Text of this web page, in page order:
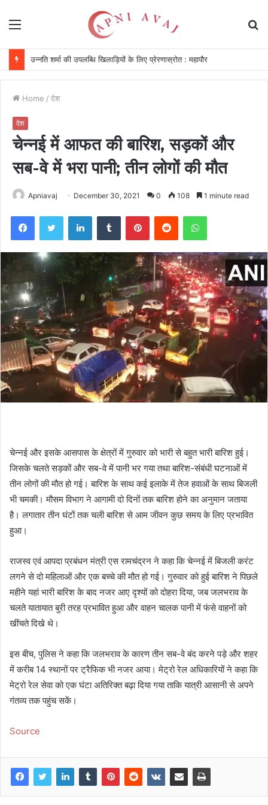
उन्नति शर्मा की उपलब्धि खिलाड़ियों के लिए प्रेरणास्रोत : महापौर
Home / देश
देश
चेन्नई में आफत की बारिश, सड़कों और
सब-वे में भरा पानी; तीन लोगों की मौत
Apniavaj December 30, 2021 0 108 1 minute read
चेन्नई और इसके आसपास के क्षेत्रों में गुरुवार को भारी से बहुत भारी बारिश हुई।
जिसके चलते सड़कों और सब-वे में पानी भर गया तथा बारिश-संबंधी घटनाओं में
तीन लोगों की मौत हो गई। बारिश के साथ कई इलाके में तेज हवाओं के साथ बिजली
भी चमकी। मौसम विभाग ने आगामी दो दिनों तक बारिश होने का अनुमान जताया
है। लगातार तीन घंटों तक चली बारिश से आम जीवन कुछ समय के लिए प्रभावित
हुआ।
राजस्व एवं आपदा प्रबंधन मंत्री एस रामचंद्रन ने कहा कि चेन्नई में बिजली करंट
लगने से दो महिलाओं और एक बच्चे की मौत हो गई। गुरुवार को हुई बारिश ने पिछले
महीने यहां भारी बारिश के बाद नजर आए दृश्यों को दोहरा दिया, जब जलभराव के
चलते यातायात बुरी तरह प्रभावित हुआ और वाहन चालक पानी में फंसे वाहनों को
खींचते दिखे थे।
इस बीच, पुलिस ने कहा कि जलभराव के कारण तीन सब-वे बंद करने पड़े और शहर
में करीब 14 स्थानों पर ट्रैफिक भी नजर आया। मेट्रो रेल अधिकारियों ने कहा कि
मेट्रो रेल सेवा को एक घंटा अतिरिक्त बढ़ा दिया गया ताकि यात्री आसानी से अपने
गंतव्य तक पहुंच सकें।
Source